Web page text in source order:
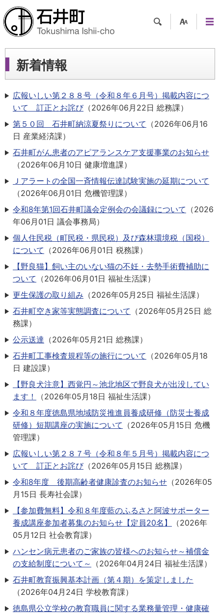
ツー
ュー
新着情報
広報いしい第２８８号（令和８年６月号）掲載内容につ
いて 訂正とお詫び（2026年06月22日 総務課）
第５０回 石井町納涼夏祭りについて （2026年06月16
日 産業経済課）
石井町がん患者のアピアランスケア支援事業のお知らせ
（2026年06月10日 健康増進課）
Ｊアラートの全国一斉情報伝達試験実施の延期について
（2026年06月01日 危機管理課）
令和8年第1回石井町議会定例会の会議録について （2026
年06月01日 議会事務局）
個人住民税（町民税・県民税）及び森林環境税（国税）
について （2026年06月01日 税務課）
【野良猫】飼い主のいない猫の不妊・去勢手術費補助に
ついて （2026年06月01日 福祉生活課）
更生保護の取り組み （2026年05月25日 福祉生活課）
石井町空き家等実態調査について （2026年05月25日 総
務課）
公示送達 （2026年05月21日 総務課）
石井町工事検査規程等の施行について （2026年05月18
日 建設課）
【野良犬注意】西覚円～池北地区で野良犬が出没してい
ます！
（2026年05月18日 福祉生活課）
令和８年度徳島県地域防災推進員養成研修（防災士養成
研修）短期講座の実施について （2026年05月15日 危機
管理課）
広報いしい第２８７号（令和８年５月号）掲載内容につ
いて 訂正とお詫び（2026年05月15日 総務課）
令和8年度 後期高齢者健康診査のお知らせ （2026年05
月15日 長寿社会課）
【参加費無料】令和８年度藍のふるさと阿波サポーター
養成講座参加者募集のお知らせ【定員20名】
（2026年
05月12日 社会教育課）
ハンセン病元患者のご家族の皆様へのお知らせ～補償金
の支給制度について～
（2026年04月24日 福祉生活課）
石井町教育振興基本計画（第４期）を策定しました
（2026年04月24日 学校教育課）
徳島県公立学校の教育職員に関する業務量管理・健康確